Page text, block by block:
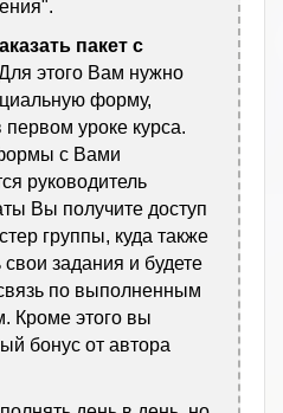
пакет с
этого Вам нужно
форму,
первом уроке курса.
с Вами
руководитель
Вы получите доступ
группы, куда также
задания и будете
по выполненным
Кроме этого вы
бонус от автора